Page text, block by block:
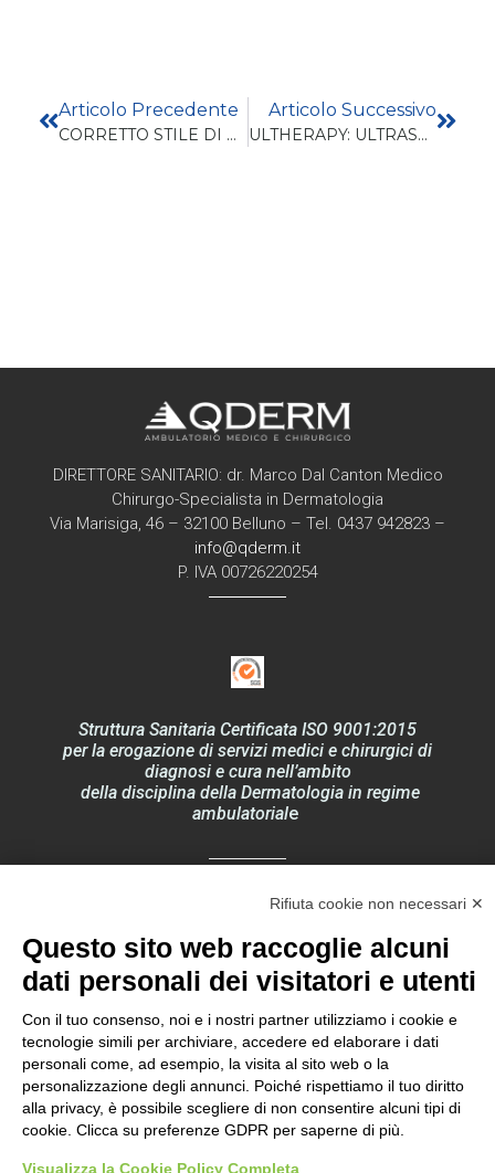
Articolo Precedente
CORRETTO STILE DI VITA E MISURE DI PREVENZIONE DEI PRINCIPALI TUMORI IN ETA’GIOVANILE
Articolo Successivo
ULTHERAPY: ULTRASUONI MICROFOCALIZZATI CON GUIDA ECOGRAFICA, L’UNICO LIFTING NON INVASIVO CON AZIONE PROFONDA CONTROLLATA
DIRETTORE SANITARIO: dr. Marco Dal Canton Medico
Chirurgo-Specialista in Dermatologia
Via Marisiga, 46 – 32100 Belluno – Tel. 0437 942823 –
info@qderm.it
P. IVA 00726220254
Struttura Sanitaria Certificata ISO 9001:2015
per la erogazione di servizi medici e chirurgici di
diagnosi e cura nell’ambito
della disciplina della Dermatologia in regime
ambulatoriale
Documentazione Privacy – Regolamento EU
2016/679 “GDPR”
Ultima revisione
Rev_35_19 febbraio 2026
AGGIORNA PREFERENZE PRIVACY
Rifiuta cookie non necessari ✕
Questo sito web raccoglie alcuni
dati personali dei visitatori e utenti
Con il tuo consenso, noi e i nostri partner utilizziamo i cookie e
tecnologie simili per archiviare, accedere ed elaborare i dati
personali come, ad esempio, la visita al sito web o la
personalizzazione degli annunci. Poiché rispettiamo il tuo diritto
alla privacy, è possibile scegliere di non consentire alcuni tipi di
cookie. Clicca su preferenze GDPR per saperne di più.
Visualizza la Cookie Policy Completa